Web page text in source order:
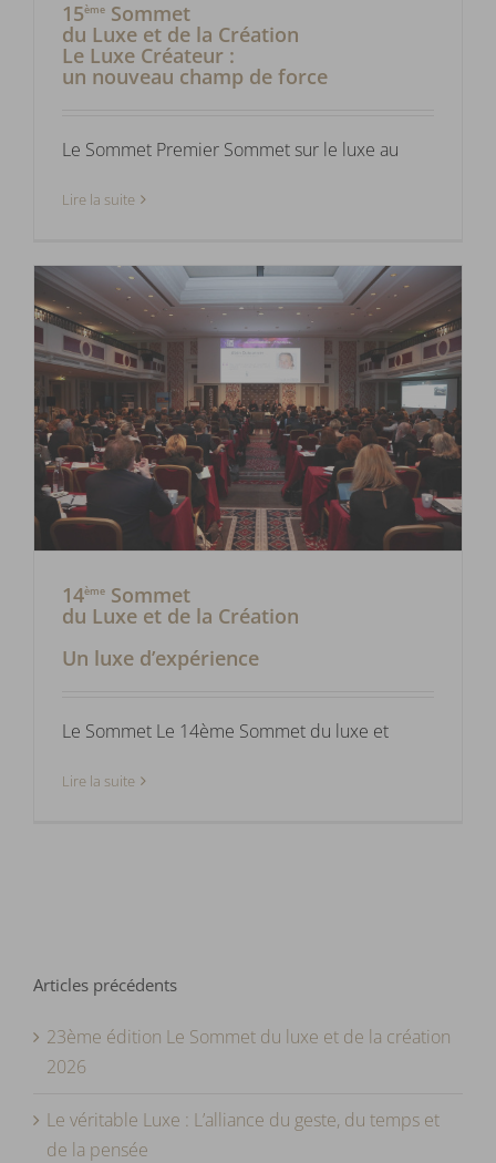
15ème Sommet
du Luxe et de la Création
Le Luxe Créateur :
un nouveau champ de force
Le Sommet Premier Sommet sur le luxe au
Lire la suite
14ème Sommet
du Luxe et de la Création
Un luxe d’expérience
Le Sommet Le 14ème Sommet du luxe et
Lire la suite
Articles précédents
23ème édition Le Sommet du luxe et de la création
2026
Le véritable Luxe : L’alliance du geste, du temps et
de la pensée